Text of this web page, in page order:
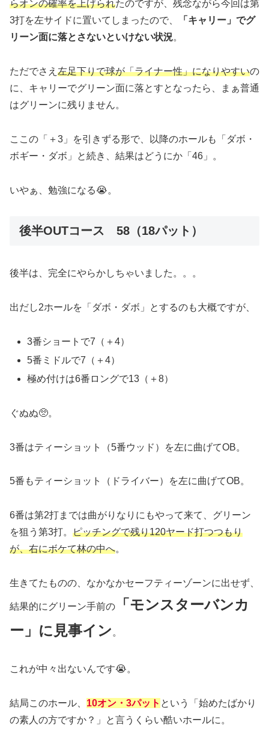
らオンの確率を上げられたのですが、残念ながら今回は第
3打を左サイドに置いてしまったので、
「キャリー」でグ
リーン面に落とさないといけない状況。
ただでさえ 左足下りで球が「ライナー性」になりやすいの
に、キャリーでグリーン面に落とすとなったら、まぁ普通
はグリーンに残りません。
ここの「＋3」を引きずる形で、以降のホールも「ダボ・
ボギー・ダボ」と続き、結果はどうにか「46」。
いやぁ、勉強になる😭。
後半OUTコース 58（18パット）
後半は、完全にやらかしちゃいました。。。
出だし2ホールを「ダボ・ダボ」とするのも大概ですが、
3番ショートで7（＋4）
5番ミドルで7（＋4）
極め付けは6番ロングで13（＋8）
ぐぬぬ🥺。
3番はティーショット（5番ウッド）を左に曲げてOB。
5番もティーショット（ドライバー）を左に曲げてOB。
6番は第2打までは曲がりなりにもやって来て、グリーン
を狙う第3打。 ピッチングで残り120ヤード打つつもり
が、右にボケて林の中へ。
生きてたものの、なかなかセーフティーゾーンに出せず、
結果的にグリーン手前の
「モンスターバンカ
ー」に見事イン 。
これが中々出ないんです😭。
結局このホール、 10オン・3パット という「始めたばかり
の素人の方ですか？」と言うくらい酷いホールに。